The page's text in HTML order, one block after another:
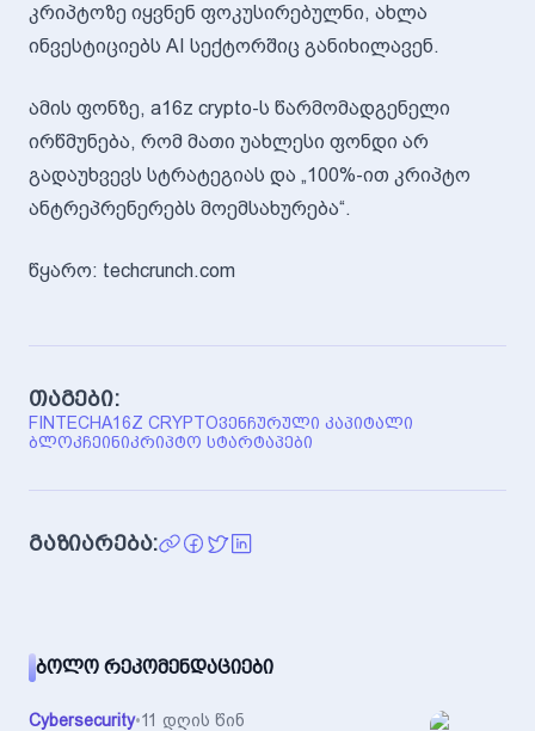
კრიპტოზე იყვნენ ფოკუსირებულნი, ახლა
ინვესტიციებს AI სექტორშიც განიხილავენ.
ამის ფონზე, a16z crypto-ს წარმომადგენელი
ირწმუნება, რომ მათი უახლესი ფონდი არ
გადაუხვევს სტრატეგიას და „100%-ით კრიპტო
ანტრეპრენერებს მოემსახურება“.
წყარო: techcrunch.com
თაგები:
FINTECHA16Z CRYPTOᲕᲔᲜᲩᲣᲠᲣᲚᲘ ᲙᲐᲞᲘᲢᲐᲚᲘ
ᲑᲚᲝᲙᲩᲔᲘᲜᲘᲙᲠᲘᲞᲢᲝ ᲡᲢᲐᲠᲢᲐᲞᲔᲑᲘ
გაზიარება:
ᲑᲝᲚᲝ ᲠᲔᲙᲝᲛᲔᲜᲓᲐᲪᲘᲔᲑᲘ
Cybersecurity•11 დღის წინ